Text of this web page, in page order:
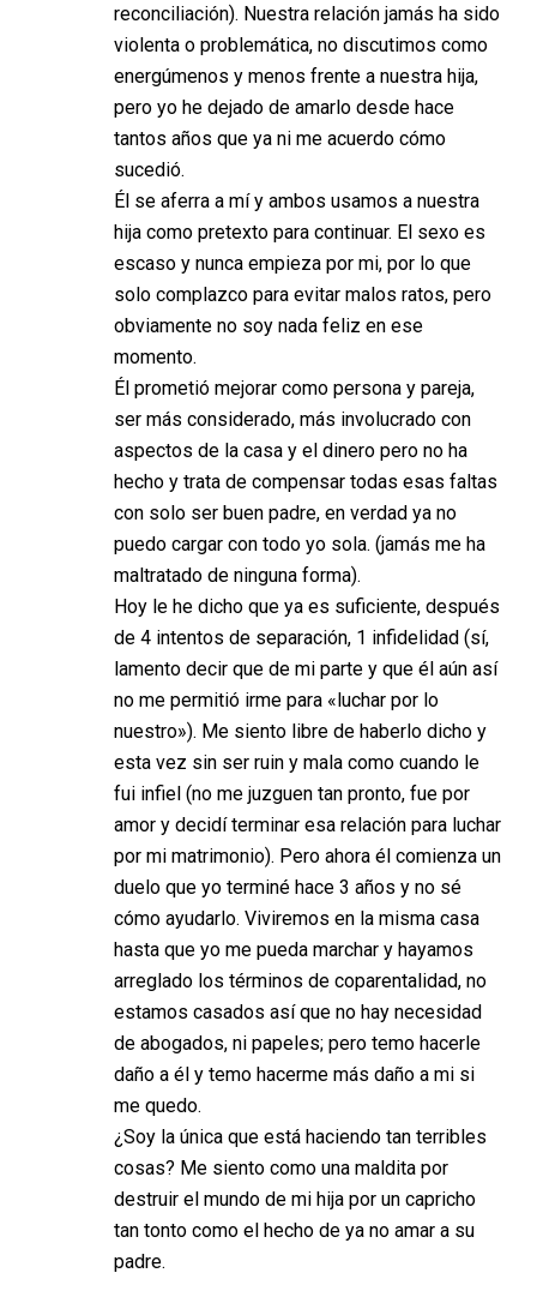
reconciliación). Nuestra relación jamás ha sido
violenta o problemática, no discutimos como
energúmenos y menos frente a nuestra hija,
pero yo he dejado de amarlo desde hace
tantos años que ya ni me acuerdo cómo
sucedió.
Él se aferra a mí y ambos usamos a nuestra
hija como pretexto para continuar. El sexo es
escaso y nunca empieza por mi, por lo que
solo complazco para evitar malos ratos, pero
obviamente no soy nada feliz en ese
momento.
Él prometió mejorar como persona y pareja,
ser más considerado, más involucrado con
aspectos de la casa y el dinero pero no ha
hecho y trata de compensar todas esas faltas
con solo ser buen padre, en verdad ya no
puedo cargar con todo yo sola. (jamás me ha
maltratado de ninguna forma).
Hoy le he dicho que ya es suficiente, después
de 4 intentos de separación, 1 infidelidad (sí,
lamento decir que de mi parte y que él aún así
no me permitió irme para «luchar por lo
nuestro»). Me siento libre de haberlo dicho y
esta vez sin ser ruin y mala como cuando le
fui infiel (no me juzguen tan pronto, fue por
amor y decidí terminar esa relación para luchar
por mi matrimonio). Pero ahora él comienza un
duelo que yo terminé hace 3 años y no sé
cómo ayudarlo. Viviremos en la misma casa
hasta que yo me pueda marchar y hayamos
arreglado los términos de coparentalidad, no
estamos casados así que no hay necesidad
de abogados, ni papeles; pero temo hacerle
daño a él y temo hacerme más daño a mi si
me quedo.
¿Soy la única que está haciendo tan terribles
cosas? Me siento como una maldita por
destruir el mundo de mi hija por un capricho
tan tonto como el hecho de ya no amar a su
padre.